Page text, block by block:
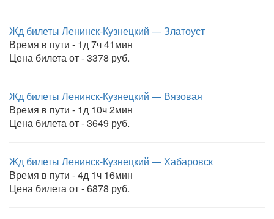
Жд билеты Ленинск-Кузнецкий — Златоуст
Время в пути - 1д 7ч 41мин
Цена билета от - 3378 руб.
Жд билеты Ленинск-Кузнецкий — Вязовая
Время в пути - 1д 10ч 2мин
Цена билета от - 3649 руб.
Жд билеты Ленинск-Кузнецкий — Хабаровск
Время в пути - 4д 1ч 16мин
Цена билета от - 6878 руб.